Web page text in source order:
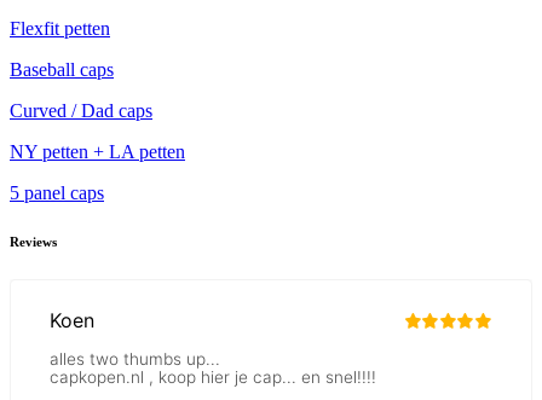
Flexfit petten
Baseball caps
Curved / Dad caps
NY petten + LA petten
5 panel caps
Reviews